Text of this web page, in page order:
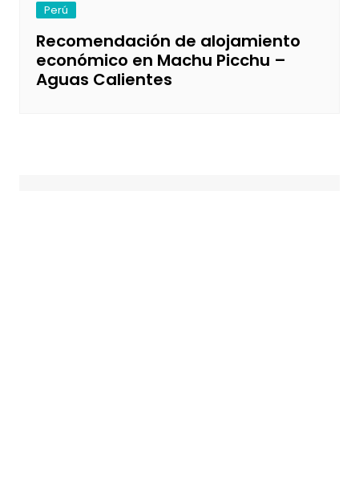
Perú
Recomendación de alojamiento
económico en Machu Picchu –
Aguas Calientes